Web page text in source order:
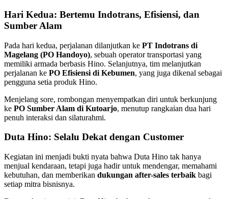
Hari Kedua: Bertemu Indotrans, Efisiensi, dan
Sumber Alam
Pada hari kedua, perjalanan dilanjutkan ke PT Indotrans di
Magelang (PO Handoyo), sebuah operator transportasi yang
memiliki armada berbasis Hino. Selanjutnya, tim melanjutkan
perjalanan ke PO Efisiensi di Kebumen, yang juga dikenal sebagai
pengguna setia produk Hino.
Menjelang sore, rombongan menyempatkan diri untuk berkunjung
ke PO Sumber Alam di Kutoarjo, menutup rangkaian dua hari
penuh interaksi dan silaturahmi.
Duta Hino: Selalu Dekat dengan Customer
Kegiatan ini menjadi bukti nyata bahwa Duta Hino tak hanya
menjual kendaraan, tetapi juga hadir untuk mendengar, memahami
kebutuhan, dan memberikan dukungan after-sales terbaik bagi
setiap mitra bisnisnya.